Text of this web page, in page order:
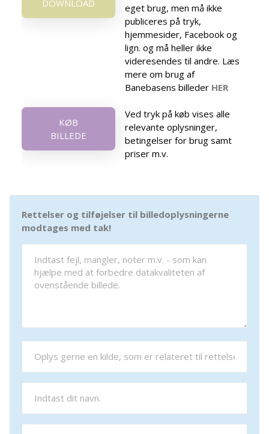
DOWNLOAD
eget brug, men må ikke
publiceres på tryk,
hjemmesider, Facebook og
lign. og må heller ikke
videresendes til andre. Læs
mere om brug af
Banebasens billeder HER
KØB
BILLEDE
Ved tryk på køb vises alle
relevante oplysninger,
betingelser for brug samt
priser m.v.
Rettelser og tilføjelser til billedoplysningerne
modtages med tak!